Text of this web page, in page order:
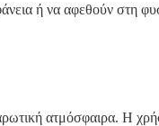
ή να αφεθούν στη
ατμόσφαιρα. Η